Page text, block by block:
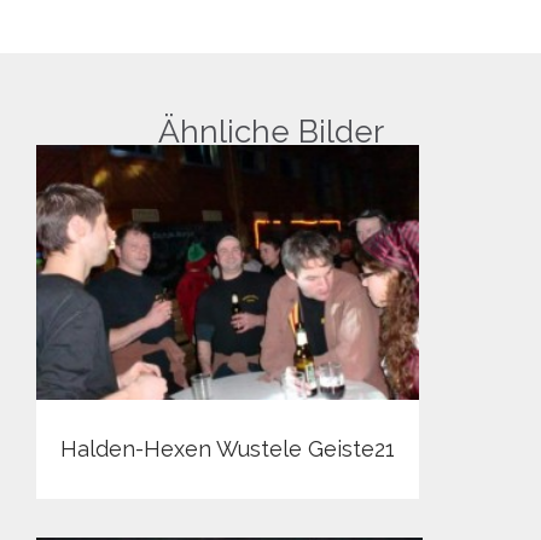
Ähnliche Bilder
Halden-Hexen Wustele Geiste21